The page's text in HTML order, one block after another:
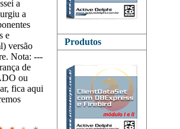
a
a
e
versão
Nota: ---
de
ou
fica aqui
Produtos